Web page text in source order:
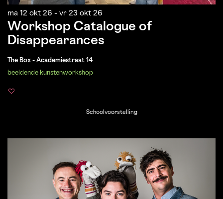
Workshop Catalogue of
Disappearances
ma 12 okt 26 - vr 23 okt 26
The Box - Academiestraat 14
beeldende kunstenworkshop
Schoolvoorstelling